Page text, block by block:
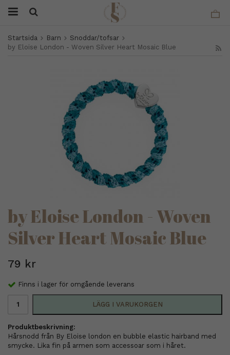
Startsida Barn
Snoddar/tofsar
by Eloise London - Woven Silver Heart Mosaic Blue
by Eloise London - Woven
Silver Heart Mosaic Blue
79 kr
Finns i lager för omgående leverans
LÄGG I VARUKORGEN
Produktbeskrivning:
Hårsnodd från By Eloise london en bubble elastic hairband med
smycke. Lika fin på armen som accessoar som i håret.